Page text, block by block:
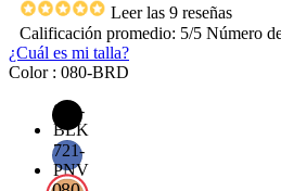
Leer las 9 reseñas
Calificación promedio: 5/5 Número
¿Cuál es mi talla?
Color : 080-BRD
019-
BLK
721-
PNV